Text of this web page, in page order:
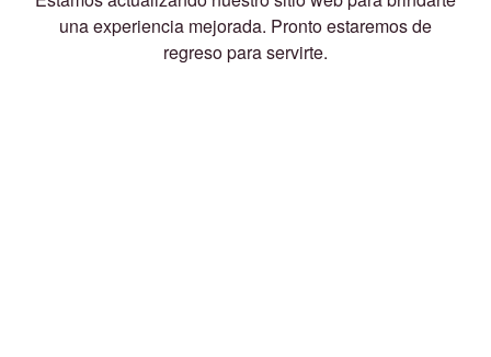
una experiencia mejorada. Pronto estaremos de
regreso para servirte.